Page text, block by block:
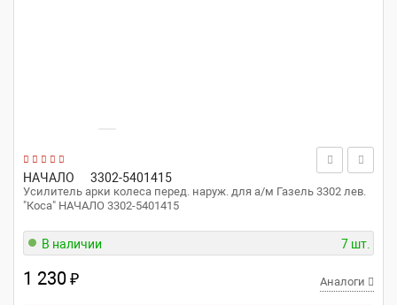
НАЧАЛО 3302-5401415
Усилитель арки колеса перед. наруж. для а/м Газель 3302 лев.
"Коса" НАЧАЛО 3302-5401415
В наличии 7 шт.
1 230₽ Аналоги